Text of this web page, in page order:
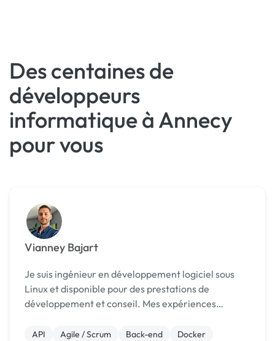
Des centaines de
développeurs
informatique à Annecy
pour vous
Vianney Bajart
Je suis ingénieur en développement logiciel sous
Linux et disponible pour des prestations de
développement et conseil. Mes expériences
technique de projets de développement hautes
API Agile / Scrum Back-end
Docker